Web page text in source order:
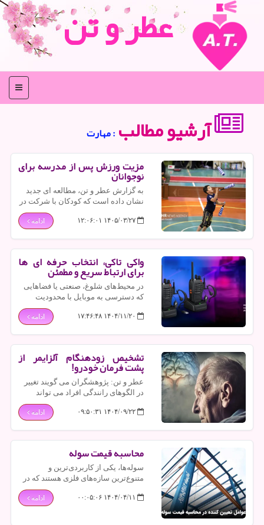
عطر و تن
منو
آرشیو مطالب : مهارت
مزیت ورزش پس از مدرسه برای
نوجوانان
به گزارش عطر و تن، مطالعه ای جدید
نشان داده است که کودکان با شرکت در
ورزش های پس از مدرسه، هم از نظر
جسمی و هم از نظر ذهنی سود می برند.
۱۴۰۵/۰۳/۲۷ ۱۲:۰۶:۰۱ ادامه
واکی تاکی، انتخاب حرفه ای ها
برای ارتباط سریع و مطمئن
در محیط‌های شلوغ، صنعتی یا فضاهایی
که دسترسی به موبایل با محدودیت
مواجه است، واکی تاکی‌ها عملکردی
قابل‌اعتماد دارند.
ادامه
تشخیص زودهنگام آلزایمر از
پشت فرمان خودرو!
عطر و تن: پژوهشگران می گویند تغییر
در الگوهای رانندگی افراد می تواند
نشانه اولیه زوال شناختی باشد.
۱۴۰۴/۰۹/۲۲ ۰۹:۵۰:۳۱ ادامه
محاسبه قیمت سوله
سوله‌ها، یکی از کاربردی‌ترین و
متنوع‌ترین سازه‌های فلزی هستند که در
بسیاری از صنایع و کاربری‌ها مورد
استفاده قرار می‌گیرند. این سازه‌ها با
ادامه